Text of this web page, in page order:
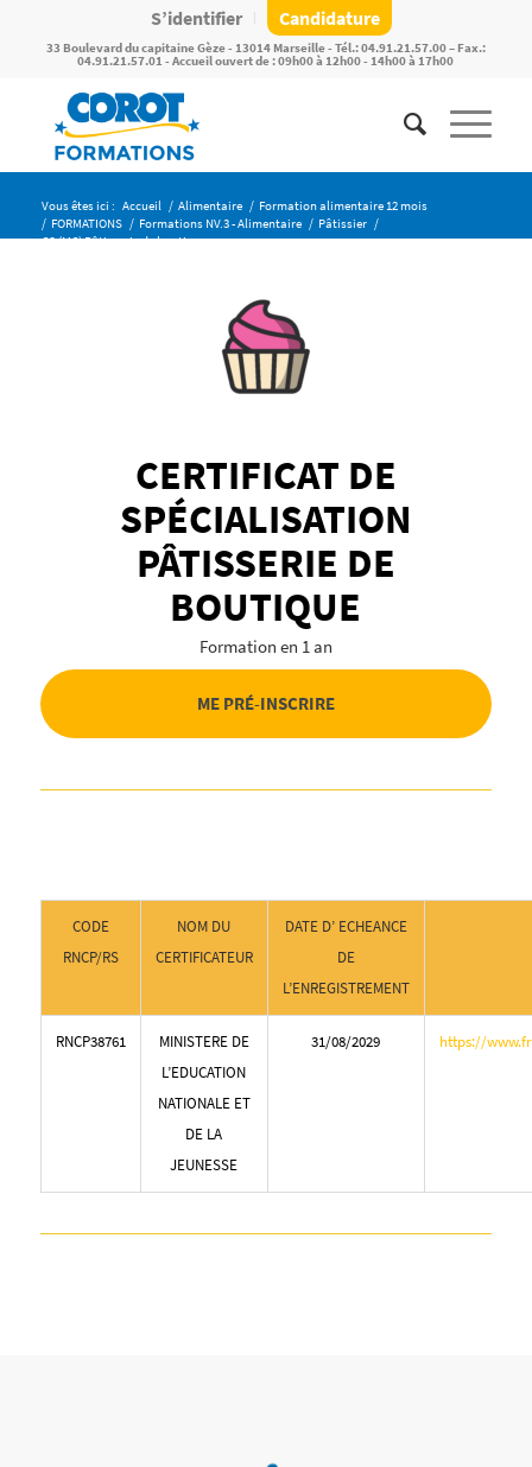
S’identifier Candidature
33 Boulevard du capitaine Gèze - 13014 Marseille - Tél.: 04.91.21.57.00 – Fax.:
04.91.21.57.01 - Accueil ouvert de : 09h00 à 12h00 - 14h00 à 17h00
Vous êtes ici : Accueil / Alimentaire / Formation alimentaire 12 mois
/ FORMATIONS / Formations NV.3 - Alimentaire / Pâtissier /
CS (MC) Pâtisserie de boutique
CERTIFICAT DE
SPÉCIALISATION
PÂTISSERIE DE
BOUTIQUE
Formation en 1 an
ME PRÉ-INSCRIRE
CODE
RNCP/RS
NOM DU
CERTIFICATEUR
DATE D’ ECHEANCE
DE
L’ENREGISTREMENT
RNCP38761
MINISTERE DE
L’EDUCATION
NATIONALE ET
DE LA
JEUNESSE
31/08/2029 https://